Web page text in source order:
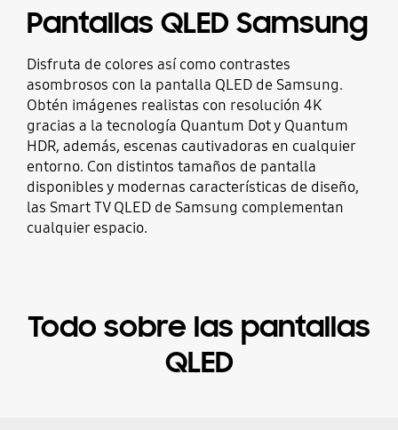
Pantallas QLED Samsung
Disfruta de colores así como contrastes
asombrosos con la pantalla QLED de Samsung.
Obtén imágenes realistas con resolución 4K
gracias a la tecnología Quantum Dot y Quantum
HDR, además, escenas cautivadoras en cualquier
entorno. Con distintos tamaños de pantalla
disponibles y modernas características de diseño,
las Smart TV QLED de Samsung complementan
cualquier espacio.
Todo sobre las pantallas
QLED